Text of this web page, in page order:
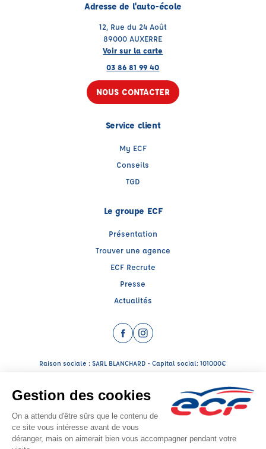
Adresse de l'auto-école
12, Rue du 24 Août
89000 AUXERRE
Voir sur la carte
03 86 81 99 40
NOUS CONTACTER
Service client
My ECF
Conseils
TGD
Le groupe ECF
Présentation
Trouver une agence
ECF Recrute
Presse
Actualités
Facebook (nouvelle fenêtre)
Instagram (nouvelle fenêtre)
Raison sociale : SARL BLANCHARD - Capital social: 101000€
SIREN: 901010850 - Numéro de TVA intracommunautaire: FR07901010850
Raison sociale : SARL BLANCHARD - Capital social: 101000€
SIREN: 901010850 - Numéro de TVA intracommunautaire: FR07901010850
Agrément n°E2108900060